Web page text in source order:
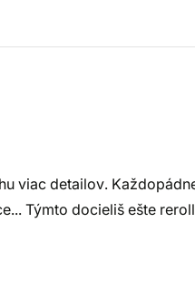
viac detailov.
Týmto docieliš ešte